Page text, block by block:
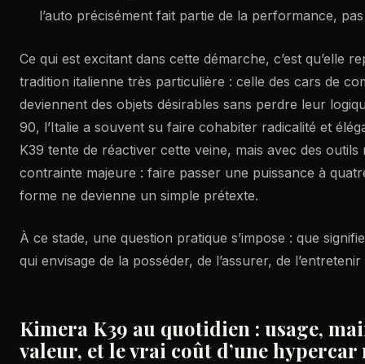
l’auto précisément fait partie de la performance,
Ce qui est excitant dans cette démarche, c’est qu’elle
tradition italienne très particulière : celle des cars de
deviennent des objets désirables sans perdre leur
90, l’Italie a souvent su faire cohabiter radicalité et
K39 tente de réactiver cette veine, mais avec des outils
contrainte majeure : faire passer une puissance à
forme ne devienne un simple prétexte.
À ce stade, une question pratique s’impose : que
qui envisage de la posséder, de l’assurer, de
Kimera K39 au quotidien : usage,
valeur, et le vrai coût d’une